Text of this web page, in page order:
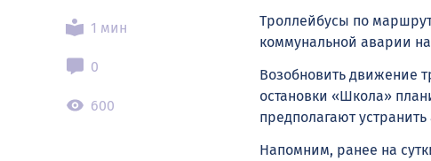
1 мин
0
600
Троллейбусы по
коммунальной аварии
Возобновить движение
остановки «Школа»
предполагают
Напомним, ранее на